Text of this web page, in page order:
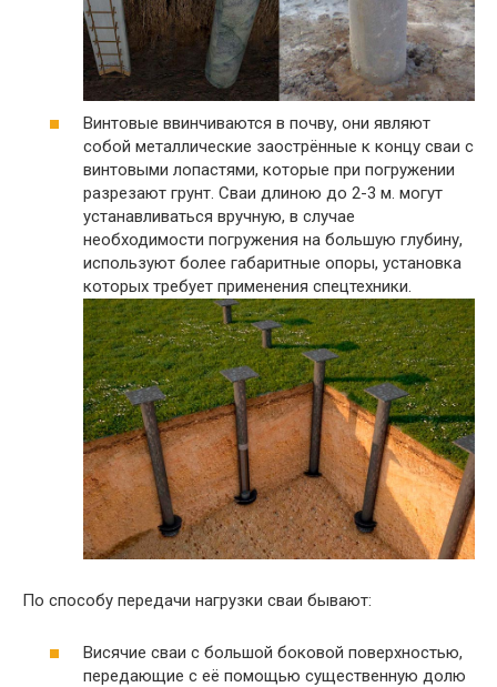
Винтовые ввинчиваются в почву, они являют
собой металлические заострённые к концу сваи с
винтовыми лопастями, которые при погружении
разрезают грунт. Сваи длиною до 2-3 м. могут
устанавливаться вручную, в случае
необходимости погружения на большую глубину,
используют более габаритные опоры, установка
которых требует применения спецтехники.
По способу передачи нагрузки сваи бывают:
Висячие сваи с большой боковой поверхностью,
передающие с её помощью существенную долю